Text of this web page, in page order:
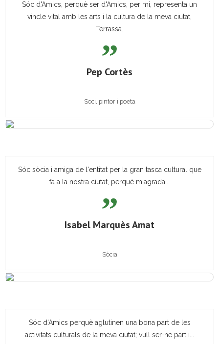
Sóc d'Amics, perquè ser d'Amics, per mi, representa un
vincle vital amb les arts i la cultura de la meva ciutat,
Terrassa.
Pep Cortès
Soci, pintor i poeta
Sóc sòcia i amiga de l'entitat per la gran tasca cultural que
fa a la nostra ciutat, perquè m'agrada...
Isabel Marquès Amat
Sòcia
Sóc d'Amics perquè aglutinen una bona part de les
activitats culturals de la meva ciutat; vull ser-ne part i...